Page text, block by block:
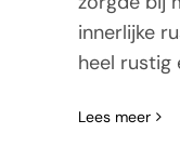
innerlijke
heel rustig
Lees meer